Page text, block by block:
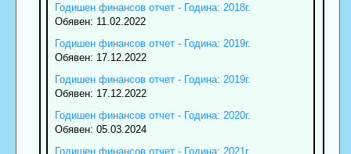
Годишен финансов отчет - Година: 2018г.
Обявен: 11.02.2022
Годишен финансов отчет - Година: 2019г.
Обявен: 17.12.2022
Годишен финансов отчет - Година: 2019г.
Обявен: 17.12.2022
Годишен финансов отчет - Година: 2020г.
Обявен: 05.03.2024
Годишен финансов отчет - Година: 2021г.